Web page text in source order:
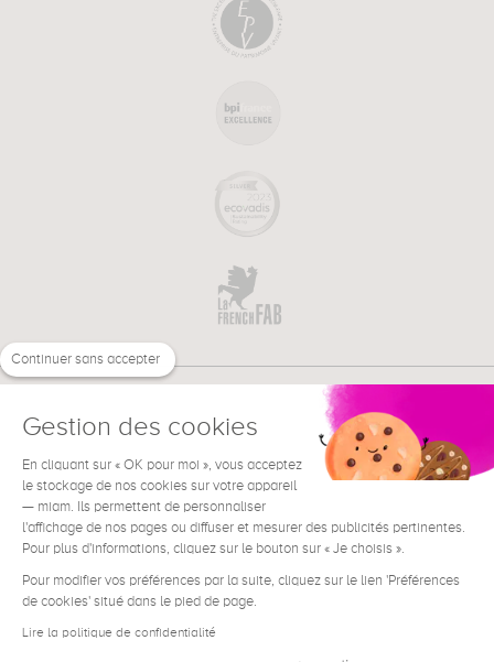
BESOIN D'AIDE ? FR
Conditions générales de vente
Mentions Légales
Continuer sans accepter
Gestion des cookies
En cliquant sur « OK pour moi », vous acceptez
le stockage de nos cookies sur votre appareil
— miam. Ils permettent de personnaliser
l'affichage de nos pages ou diffuser et mesurer des publicités pertinentes.
Pour plus d'informations, cliquez sur le bouton sur « Je choisis ».
Pour modifier vos préférences par la suite, cliquez sur le lien 'Préférences
de cookies' situé dans le pied de page.
Lire la politique de confidentialité